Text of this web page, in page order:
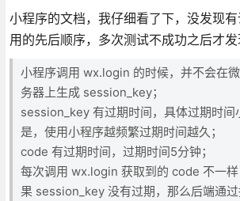
小程序的文档，我仔细看了下，没发现
用的先后顺序，多次测试不成功之后才发
小程序调用 wx.login 的时候，并不会在
务器上生成 session_key；
session_key 有过期时间，具体过期时间
是，使用小程序越频繁过期时间越久；
code 有过期时间，过期时间5分钟；
每次调用 wx.login 获取到的 code 不一
果 session_key 没有过期，那么后端通